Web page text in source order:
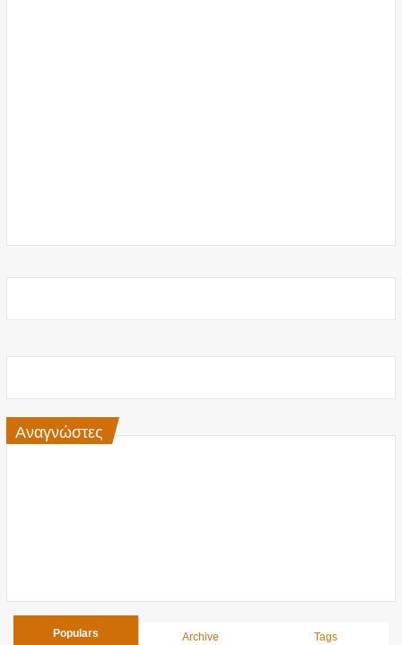
Αναγνώστες
Populars Archive Tags